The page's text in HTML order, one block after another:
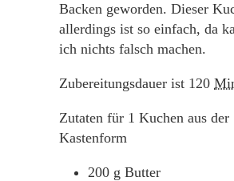
Backen geworden. Dieser
allerdings ist so einfach, da
ich nichts falsch machen.
Zubereitungsdauer ist 120
Zutaten für 1 Kuchen aus der
Kastenform
200 g Butter